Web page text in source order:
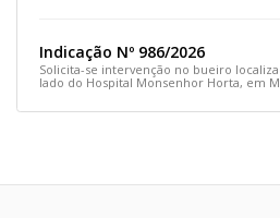
Indicação Nº 986/2026
Solicita-se intervenção no bueiro
lado do Hospital Monsenhor Horta, em